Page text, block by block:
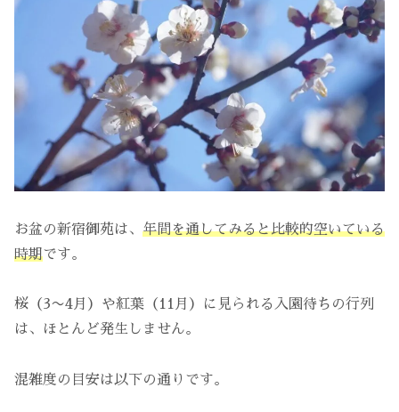
お盆の新宿御苑は、 年間を通してみると比較的空いている
時期です。
桜（3〜4月）や紅葉（11月）に見られる入園待ちの行列
は、ほとんど発生しません。
混雑度の目安は以下の通りです。